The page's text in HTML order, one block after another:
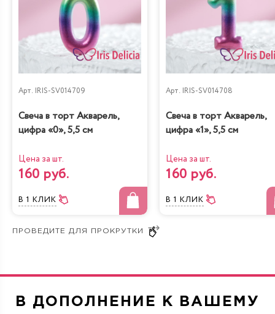
подходящий торт свадебный, чтобы оперативно
отправить заявку менеджерам. Родственники
молодоженов обязательно оценят красивый торт на
свадьбу, профессионально созданный настоящими
художниками. Наши мастера готовы воплотить
идеальную сладкую сказку прямо сегодня. Успейте
заказать неповторимое праздничное лакомство в один
Арт. IRIS-SV014709
Свеча в торт Акварель,
цифра «0», 5,5 см
Цена за шт.
160 руб.
В 1 КЛИК
Арт. IRIS-SV014708
Свеча в торт Акварель,
цифра «1», 5,5 см
Цена за шт.
160 руб.
В 1 КЛИК
В ДОПОЛНЕНИЕ К ВАШЕМУ